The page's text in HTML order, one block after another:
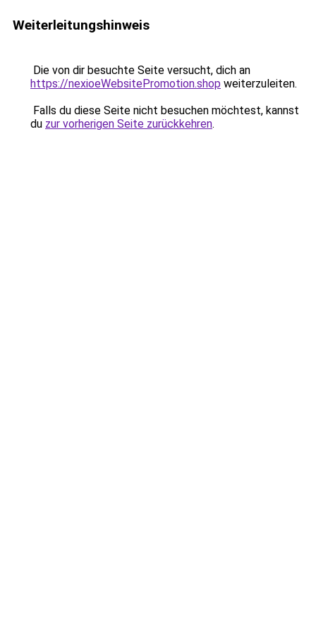
Weiterleitungshinweis
Die von dir besuchte Seite versucht, dich an
https://nexioeWebsitePromotion.shop weiterzuleiten.
Falls du diese Seite nicht besuchen möchtest, kannst
du zur vorherigen Seite zurückkehren.